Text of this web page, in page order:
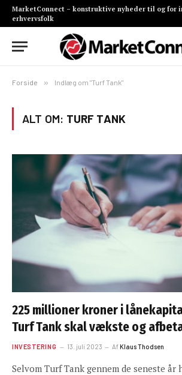
MarketConnect – konstruktive nyheder til og for
erhvervsfolk
Forside » Indlæg om "Turf Tank"
ALT OM: TURF TANK
225 millioner kroner i
Turf Tank skal vækste og
INVESTERING 13. juli 2023 AfKlaus Thodsen
Selvom Turf Tank gennem de seneste år